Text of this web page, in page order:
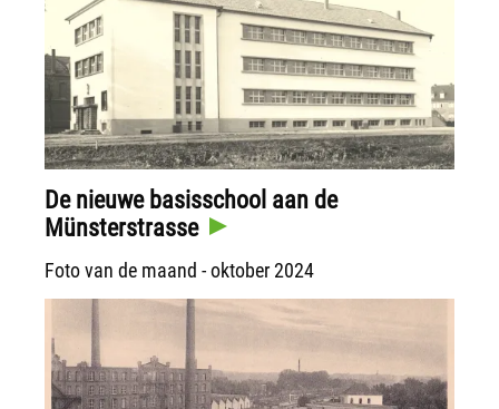
De nieuwe basisschool aan de
Münsterstrasse
Foto van de maand - oktober 2024